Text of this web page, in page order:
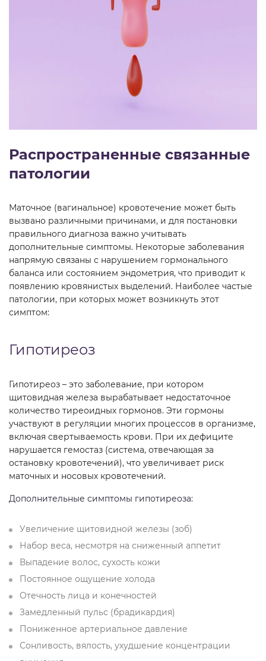
Распространенные связанные
патологии
Маточное (вагинальное) кровотечение может быть
вызвано различными причинами, и для постановки
правильного диагноза важно учитывать
дополнительные симптомы. Некоторые заболевания
напрямую связаны с нарушением гормонального
баланса или состоянием эндометрия, что приводит к
появлению кровянистых выделений. Наиболее частые
патологии, при которых может возникнуть этот
симптом:
Гипотиреоз
Гипотиреоз – это заболевание, при котором
щитовидная железа вырабатывает недостаточное
количество тиреоидных гормонов. Эти гормоны
участвуют в регуляции многих процессов в организме,
включая свертываемость крови. При их дефиците
нарушается гемостаз (система, отвечающая за
остановку кровотечений), что увеличивает риск
маточных и носовых кровотечений.
Дополнительные симптомы гипотиреоза:
Увеличение щитовидной железы (зоб)
Набор веса, несмотря на сниженный аппетит
Выпадение волос, сухость кожи
Постоянное ощущение холода
Отечность лица и конечностей
Замедленный пульс (брадикардия)
Пониженное артериальное давление
Сонливость, вялость, ухудшение концентрации